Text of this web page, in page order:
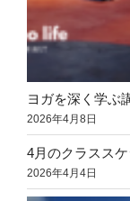
ヨガを深く学
2026年4月8日
4月のクラスス
2026年4月4日